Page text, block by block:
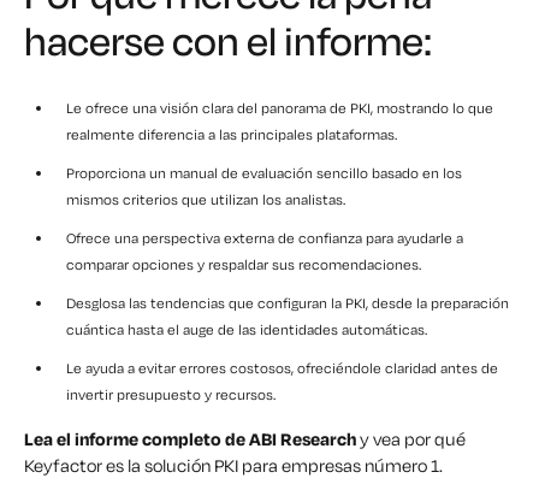
hacerse con el informe:
Le ofrece una visión clara del panorama de PKI, mostrando lo que
realmente diferencia a las principales plataformas.
Proporciona un manual de evaluación sencillo basado en los
mismos criterios que utilizan los analistas.
Ofrece una perspectiva externa de confianza para ayudarle a
comparar opciones y respaldar sus recomendaciones.
Desglosa las tendencias que configuran la PKI, desde la preparación
cuántica hasta el auge de las identidades automáticas.
Le ayuda a evitar errores costosos, ofreciéndole claridad antes de
invertir presupuesto y recursos.
Lea el informe completo de ABI Researchy vea por qué
Keyfactor es la solución PKI para empresas número 1.